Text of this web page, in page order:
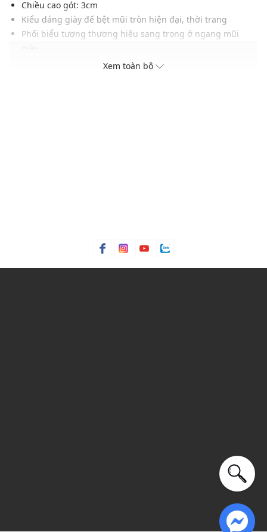
Chiều cao gót: 3cm
Kiểu dáng giày đế bệt mũi tròn hiện đại, thời trang
Phối biểu tượng thương hiệu sang trọng ở ngang mũi
Phom ôm chân thoải máiXem toàn bộ